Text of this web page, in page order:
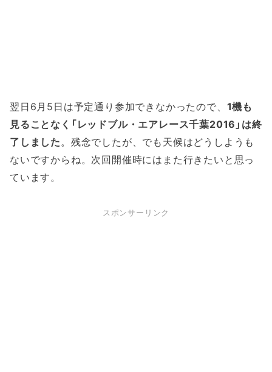
翌日6月5日は予定通り参加できなかったので、 1機も
見ることなく「レッドブル・エアレース千葉2016」は終
了しました。残念でしたが、でも天候はどうしようも
ないですからね。次回開催時にはまた行きたいと思っ
ています。
スポンサーリンク